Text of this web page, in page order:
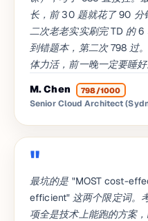
长，前 30 题就花了 90 分
二次老老实实刷完 TD 的
到错题本，第二次 798 过
体力活，前一晚一定要睡好
M. Chen
798/1000
Senior Cloud Architect
最坑的是 "MOST cost-
efficient" 这两个限定词。
项全是技术上能跑的方案